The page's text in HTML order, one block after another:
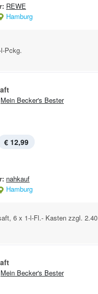
REWE
Hamburg
Pckg.
Mein Becker's Bester
€ 12,99
nahkauf
Hamburg
6 x 1-l-Fl.- Kasten zzgl. 2.40
Mein Becker's Bester